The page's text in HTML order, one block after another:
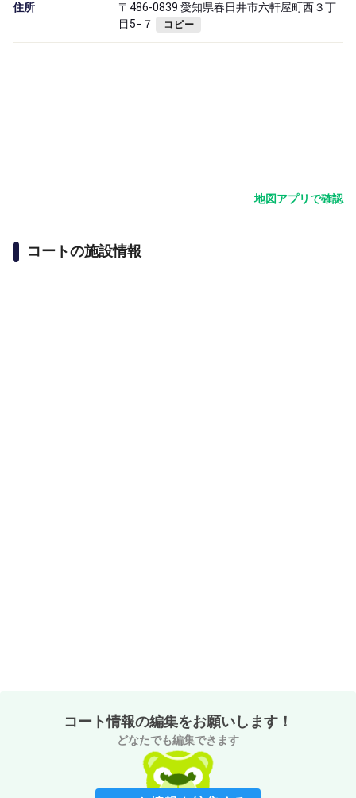
住所
〒486-0839 愛知県春日井市六軒屋町西３丁
目5−７
コピー
地図アプリで確認
コートの施設情報
コート情報の編集をお願いします！
どなたでも編集できます